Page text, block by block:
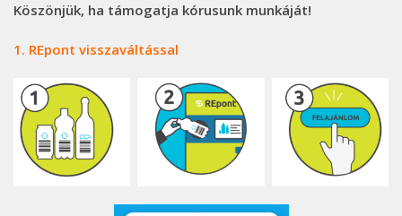
Köszönjük, ha támogatja kórusunk munkáját!
1. REpont visszaváltással